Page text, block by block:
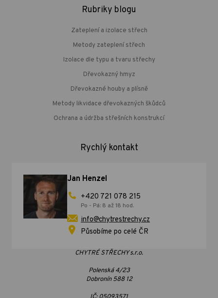
Rubriky blogu
Zateplení a izolace střech
Metody zateplení střech
Izolace dle typu a tvaru střechy
Dřevokazný hmyz
Dřevokazné houby a plísně
Metody likvidace dřevokazných škůdců
Ochrana a údržba střešních konstrukcí
Rychlý kontakt
Jan Henzel
+420 721 078 215
Po - Pá: 8 až 18 hod.
info@chytrestrechy.cz
Působíme po celé ČR
CHYTRÉ STŘECHY s.r.o.
Polenská 4/23
Dobronín 588 12